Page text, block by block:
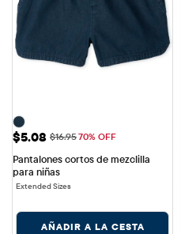
Precio de venta: $5.08
$5.08 Precio original: $16.95
$16.9570% OFF
Pantalones cortos de mezclilla
para niñas
Extended Sizes
AÑADIR A LA CESTA